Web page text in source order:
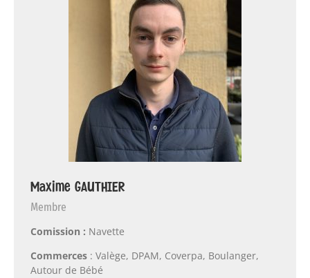
Maxime GAUTHIER
Membre
Comission : Navette
Commerces : Valège, DPAM, Coverpa, Boulanger,
Autour de Bébé